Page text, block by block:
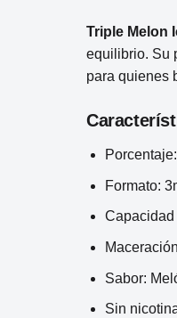
Triple Melon
equilibrio. Su
para quienes
Formato:
Capacidad
Sabor:
Sin